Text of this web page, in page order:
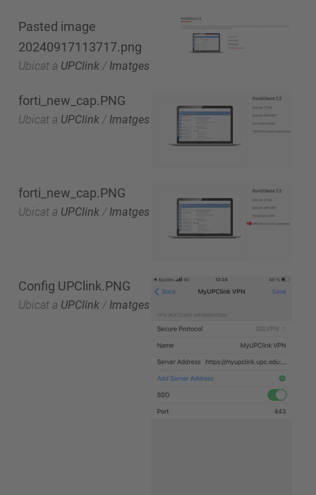
Pasted image
20240917113717.png
Ubicat a UPClink / Imatges
forti_new_cap.PNG
Ubicat a UPClink / Imatges
forti_new_cap.PNG
Ubicat a UPClink / Imatges
Config UPClink.PNG
Ubicat a UPClink / Imatges